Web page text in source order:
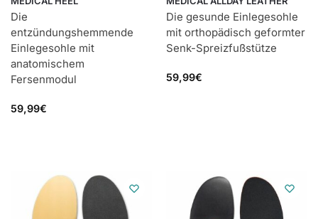
Die
entzündungshemmende
Einlegesohle mit
anatomischem
Fersenmodul
59,99€
Die gesunde Einlegesohle
mit orthopädisch geformter
Senk-Spreizfußstütze
59,99€